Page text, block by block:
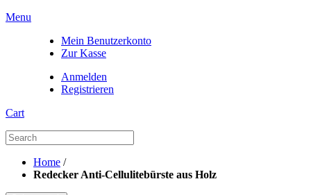
Menu
Mein Benutzerkonto
Zur Kasse
Anmelden
Registrieren
Cart
Home /
Redecker Anti-Cellulitebürste aus Holz